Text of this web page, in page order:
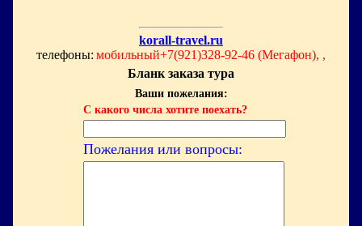
korall-travel.ru
телефоны: мобильный+7(921)328-92-46 (Мегафон), ,
Бланк заказа тура
Ваши пожелания:
С какого числа хотите поехать?
Пожелания или вопросы: